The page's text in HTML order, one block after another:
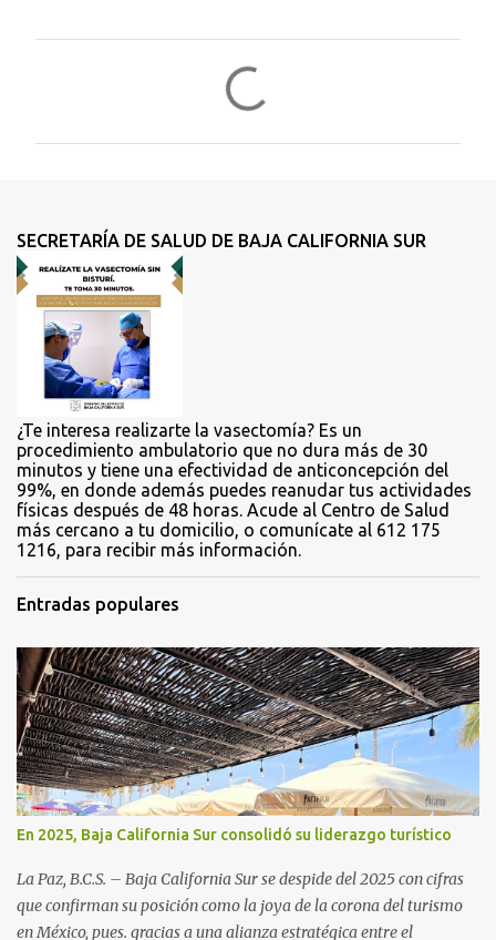
t
r
o
SECRETARÍA DE SALUD DE BAJA CALIFORNIA SUR
¿Te interesa realizarte la vasectomía? Es un
procedimiento ambulatorio que no dura más de 30
minutos y tiene una efectividad de anticoncepción del
99%, en donde además puedes reanudar tus actividades
físicas después de 48 horas. Acude al Centro de Salud
más cercano a tu domicilio, o comunícate al 612 175
1216, para recibir más información.
Entradas populares
En 2025, Baja California Sur consolidó su liderazgo turístico
La Paz, B.C.S. – Baja California Sur se despide del 2025 con cifras
que confirman su posición como la joya de la corona del turismo
en México, pues. gracias a una alianza estratégica entre el